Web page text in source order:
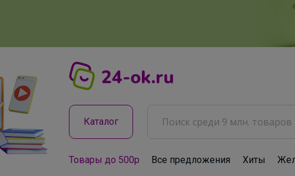
Каталог
Товары до 500р Все предложения Хиты